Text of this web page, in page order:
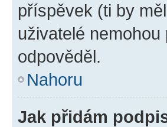
příspěvek (ti by
uživatelé
odpověděl.
Nahoru
Jak přidám